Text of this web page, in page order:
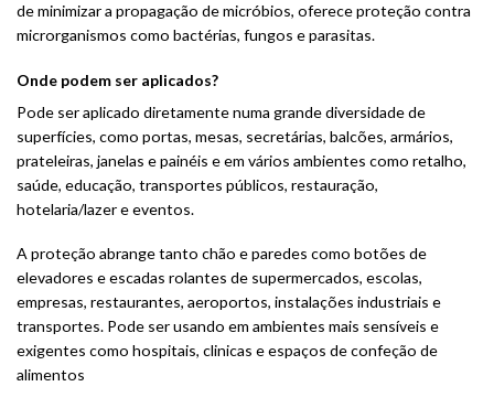
de minimizar a propagação de micróbios, oferece proteção contra
microrganismos como bactérias, fungos e parasitas.
Onde podem ser aplicados?
Pode ser aplicado diretamente numa grande diversidade de
superfícies, como portas, mesas, secretárias, balcões, armários,
prateleiras, janelas e painéis e em vários ambientes como retalho,
saúde, educação, transportes públicos, restauração,
hotelaria/lazer e eventos.
A proteção abrange tanto chão e paredes como botões de
elevadores e escadas rolantes de supermercados, escolas,
empresas, restaurantes, aeroportos, instalações industriais e
transportes. Pode ser usando em ambientes mais sensíveis e
exigentes como hospitais, clinicas e espaços de confeção de
alimentos